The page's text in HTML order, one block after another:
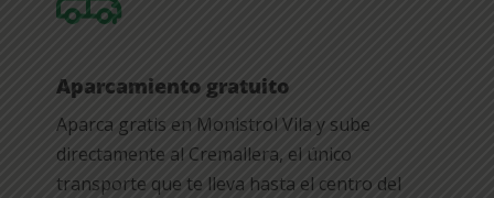
Aparcamiento gratuito
Aparca gratis en Monistrol Vila y sube
directamente al Cremallera, el único
transporte que te lleva hasta el centro del